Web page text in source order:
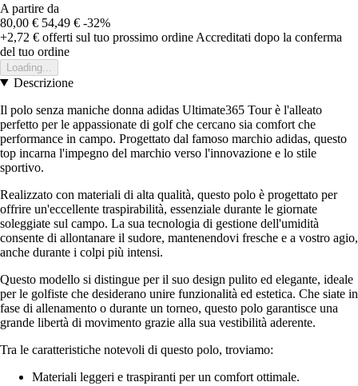
A partire da
80,00 € 54,49 € -32%
+2,72 € offerti sul tuo prossimo ordine Accreditati dopo la conferma
del tuo ordine
Loading...
Descrizione
Il polo senza maniche donna adidas Ultimate365 Tour è l'alleato
perfetto per le appassionate di golf che cercano sia comfort che
performance in campo. Progettato dal famoso marchio adidas, questo
top incarna l'impegno del marchio verso l'innovazione e lo stile
sportivo.
Realizzato con materiali di alta qualità, questo polo è progettato per
offrire un'eccellente traspirabilità, essenziale durante le giornate
soleggiate sul campo. La sua tecnologia di gestione dell'umidità
consente di allontanare il sudore, mantenendovi fresche e a vostro agio,
anche durante i colpi più intensi.
Questo modello si distingue per il suo design pulito ed elegante, ideale
per le golfiste che desiderano unire funzionalità ed estetica. Che siate in
fase di allenamento o durante un torneo, questo polo garantisce una
grande libertà di movimento grazie alla sua vestibilità aderente.
Tra le caratteristiche notevoli di questo polo, troviamo:
Materiali leggeri e traspiranti per un comfort ottimale.